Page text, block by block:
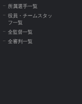
所属選手一覧
役員・チームスタッ
フ一覧
全監督一覧
全審判一覧